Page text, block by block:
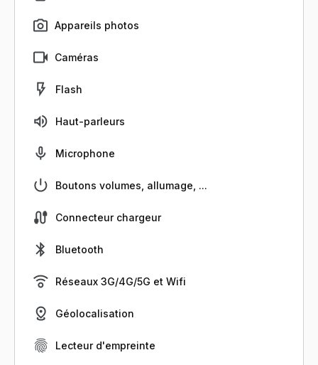
Appareils photos
Caméras
Flash
Haut-parleurs
Microphone
Boutons volumes, allumage, ...
Connecteur chargeur
Bluetooth
Réseaux 3G/4G/5G et Wifi
Géolocalisation
Lecteur d'empreinte